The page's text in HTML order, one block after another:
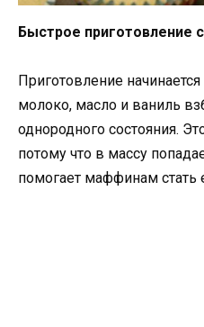
Быстрое
Приготовление начинается
молоко, масло и ваниль
однородного состояния.
потому что в массу
помогает маффинам